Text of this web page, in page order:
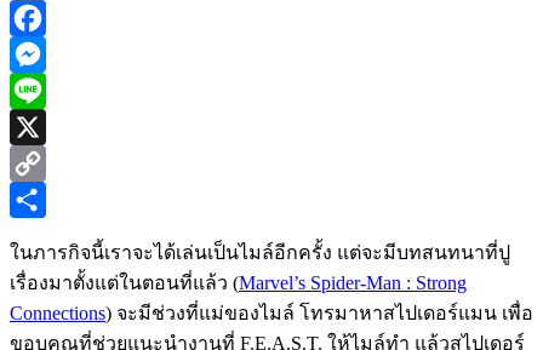
Facebook
Messenger
Line
X
Copy
ในภารกิจนี้เราจะได้เล่นเป็นไมล์อีกครั้ง แต่จะมีบทสนทนาที่ปู
เรื่องมาตั้งแต่ในตอนที่แล้ว (Marvel’s Spider-Man : Strong
Connections) จะมีช่วงที่แม่ของไมล์ โทรมาหาสไปเดอร์แมน เพื่อ
ขอบคุณที่ช่วยแนะนำงานที่ F.E.A.S.T. ให้ไมล์ทำ แล้วสไปเดอร์